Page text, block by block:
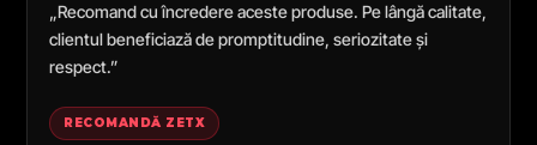
„Recomand cu încredere aceste produse. Pe lângă calitate,
clientul beneficiază de promptitudine, seriozitate și
respect.”
RECOMANDĂ ZETX